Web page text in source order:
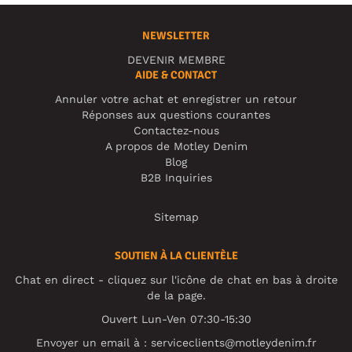
NEWSLETTER
DEVENIR MEMBRE
AIDE & CONTACT
Annuler votre achat et enregistrer un retour
Réponses aux questions courantes
Contactez-nous
A propos de Motley Denim
Blog
B2B Inquiries
Sitemap
SOUTIEN À LA CLIENTÈLE
Chat en direct - cliquez sur l'icône de chat en bas à droite
de la page.
Ouvert Lun-Ven 07:30-15:30
Envoyer un email à : serviceclients@motleydenim.fr